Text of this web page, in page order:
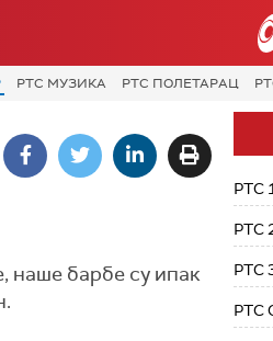
РТС МУЗИКА РТС ПОЛЕТАРАЦ
наше барбе су ипак
РТС 1
РТС
РТС
РТС